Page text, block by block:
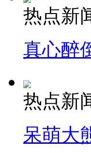
热点新
真心醉
热点新
呆萌大